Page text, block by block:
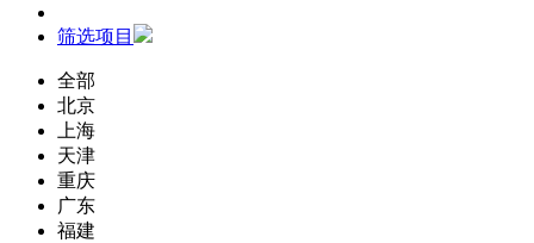
筛选项目
全部
北京
上海
天津
重庆
广东
福建